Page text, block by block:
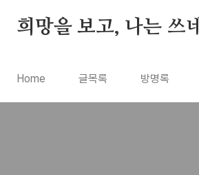
희망을 보고, 나는 쓰네
Home 글목록 방명록